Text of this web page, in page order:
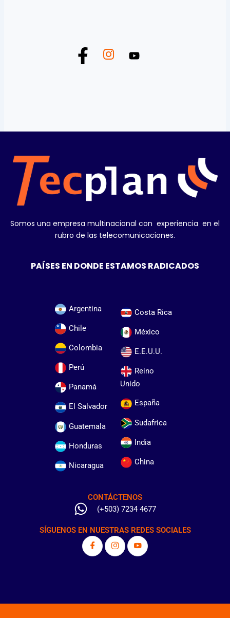
Somos una empresa multinacional con experiencia en el
rubro de las telecomunicaciones.
PAÍSES EN DONDE ESTAMOS RADICADOS
Argentina
Chile
Colombia
Perú
Panamá
El Salvador
Guatemala
Honduras
Nicaragua
Costa Rica
México
E.E.U.U.
Reino
Unido
España
Sudafrica
India
China
CONTÁCTENOS
(+503) 7234 4677
SÍGUENOS EN NUESTRAS REDES SOCIALES